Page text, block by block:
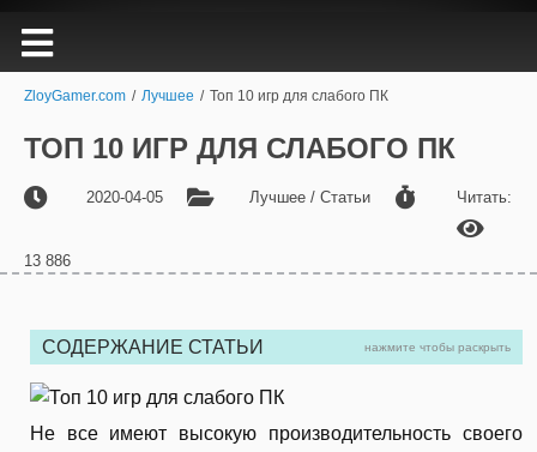
ZloyGamer.com / Лучшее / Топ 10 игр для слабого ПК
ТОП 10 ИГР ДЛЯ СЛАБОГО ПК
2020-04-05 Лучшее / Статьи Читать:
13 886
СОДЕРЖАНИЕ СТАТЬИ нажмите чтобы раскрыть
Не все имеют высокую производительность своего